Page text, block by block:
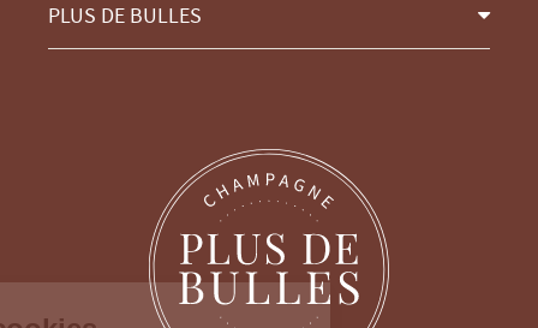
PLUS DE BULLES
Continuer sans accepter
Gestion des cookies